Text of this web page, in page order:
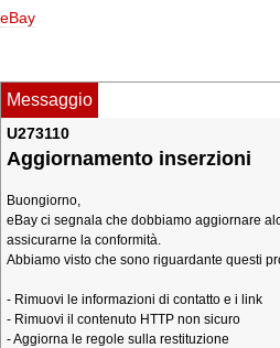
eBay
Messaggio
U273110
Aggiornamento inserzioni
Buongiorno,
eBay ci segnala che dobbiamo aggiornare
assicurarne la conformità.
Abbiamo visto che sono riguardante questi
- Rimuovi le informazioni di contatto e i link
- Rimuovi il contenuto HTTP non sicuro
- Aggiorna le regole sulla restituzione